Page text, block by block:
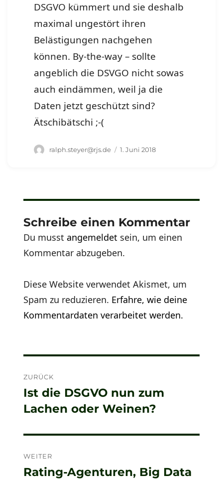
DSGVO kümmert und sie deshalb
maximal ungestört ihren
Belästigungen nachgehen
können. By-the-way – sollte
angeblich die DSVGO nicht sowas
auch eindämmen, weil ja die
Daten jetzt geschützt sind?
Ätschibätschi ;-(
Autor
ralph.steyer@rjs.de
Veröffentlicht
1. Juni 2018
Schreibe einen Kommentar
Du musstangemeldet sein, um einen
Kommentar abzugeben.
Diese Website verwendet Akismet, um
Spam zu reduzieren. Erfahre, wie deine
Kommentardaten verarbeitet werden.
ZURÜCK
Vorheriger
Beitrag:
Ist die DSGVO nun zum
Lachen oder Weinen?
WEITER
Nächster
Rating-Agenturen, Big Data